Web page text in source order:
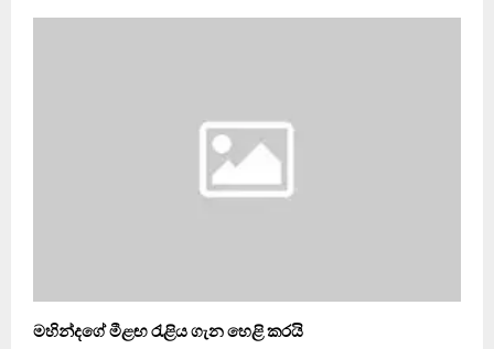
මහින්දගේ මීළඟ රැළිය ගැන හෙළි කරයි